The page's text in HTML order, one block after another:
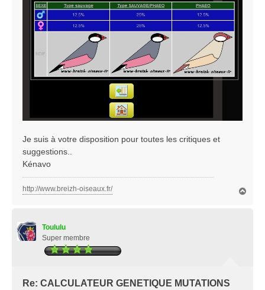
Je suis à votre disposition pour toutes les critiques et
suggestions..
Kénavo
http://www.breizh-oiseaux.fr/
Toululu
Super membre
Re: CALCULATEUR GENETIQUE MUTATIONS